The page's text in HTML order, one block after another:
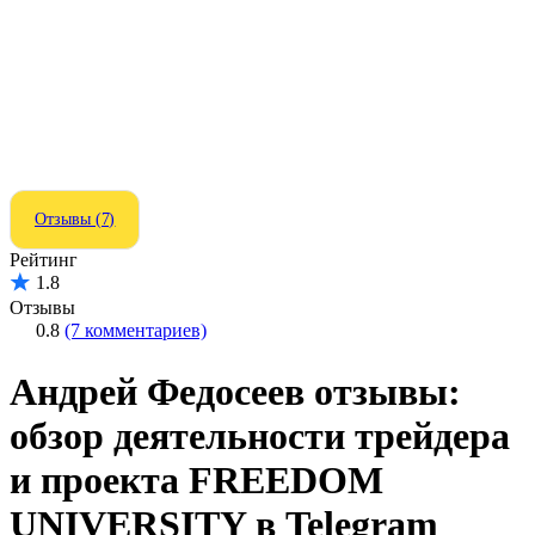
Отзывы (7)
Рейтинг
1.8
Отзывы
0.8 (7 комментариев)
Андрей Федосеев отзывы:
обзор деятельности трейдера
и проекта FREEDOM
UNIVERSITY в Telegram